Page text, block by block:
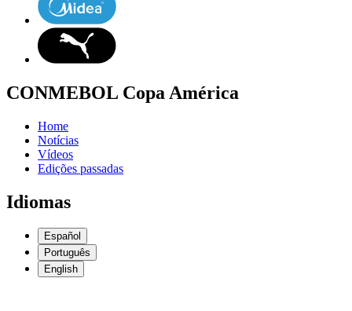
CONMEBOL Copa América
Home
Notícias
Vídeos
Edições passadas
Idiomas
Español
Português
English